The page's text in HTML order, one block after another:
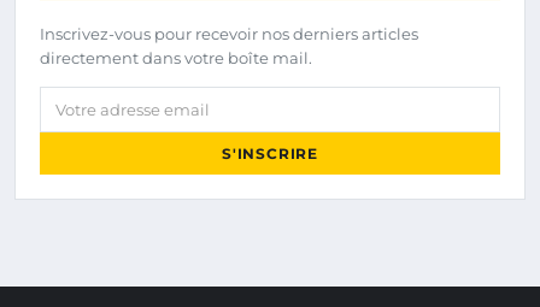
Inscrivez-vous pour recevoir nos derniers articles
directement dans votre boîte mail.
Votre adresse email
S'INSCRIRE